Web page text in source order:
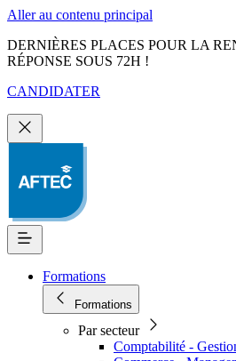
Aller au contenu principal
DERNIÈRES PLACES POUR LA
RÉPONSE SOUS 72H !
CANDIDATER
Formations
Formations
Par secteur
Comptabilité -